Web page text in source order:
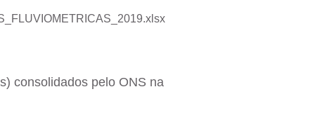
consolidados pelo ONS na